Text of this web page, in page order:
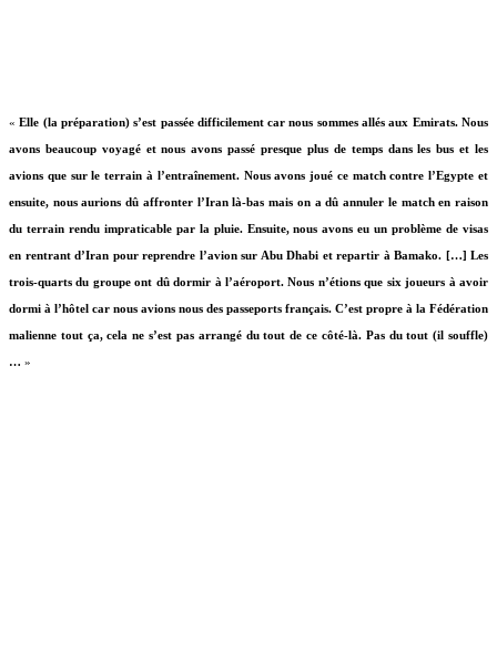
«Elle (la préparation) s’est passée difficilement car nous sommes allés aux Emirats. Nous
avons beaucoup voyagé et nous avons passé presque plus de temps dans les bus et les
avions que sur le terrain à l’entraînement. Nous avons joué ce match contre l’Egypte et
ensuite, nous aurions dû affronter l’Iran là-bas mais on a dû annuler le match en raison
du terrain rendu impraticable par la pluie. Ensuite, nous avons eu un problème de visas
en rentrant d’Iran pour reprendre l’avion sur Abu Dhabi et repartir à Bamako. […] Les
trois-quarts du groupe ont dû dormir à l’aéroport. Nous n’étions que six joueurs à avoir
dormi à l’hôtel car nous avions nous des passeports français. C’est propre à la Fédération
malienne tout ça, cela ne s’est pas arrangé du tout de ce côté-là. Pas du tout (il souffle)
… »